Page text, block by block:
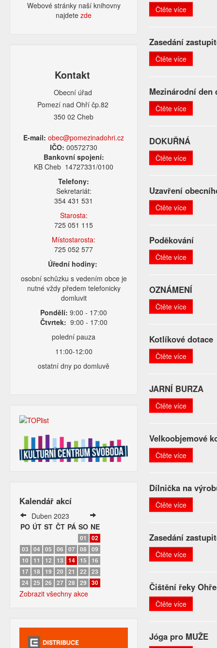
Webové stránky naší knihovny
najdetezde​
Kontakt
Obecní úřad
Pomezí nad Ohří čp.82
350 02 Cheb
E-mail: obec@pomezinadohri.cz
IČO:00572730
Bankovní spojení:
KB Cheb 14727331/0100
Telefony:
Sekretariát:
354 431 531
Starosta:
725 051 115
Místostarosta:
725 052 577
Úřední hodiny:
osobní schůzku s vedením obce je
nutné vždy předem telefonicky
domluvit
Pondělí: 9:00 - 17:00
Čtvrtek: 9:00 - 17:00
polední pauza
11:00-12:00
ostatní dny po domluvě
Kalendář akcí
Duben 2023
PO ÚT ST ČT PÁ SO NE
01
02
03
04 05 06 07 08
09
10
11 12 13 14 15
16
17 18 19 20 21 22
23
24
25 26 27 28 29 30
Zobrazit všechny akce
Čtěte více
Zasedání
Čtěte více
Mezinárodní den
Čtěte více
DOKUŘNÁ
Čtěte více
Uzavření
Čtěte více
Poděkování
Čtěte více
OZNÁMENÍ
Čtěte více
Kotlíkové dotace
Čtěte více
JARNÍ BURZA
Čtěte více
Velkoobjemové
Čtěte více
Dílnička na
Čtěte více
Zasedání
Čtěte více
Čištění řeky Ohře
Čtěte více
Jóga pro MUŽE